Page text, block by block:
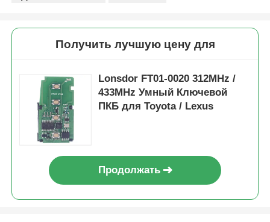
Получить лучшую цену для
Lonsdor FT01-0020 312MHz /
433MHz Умный Ключевой
ПКБ для Toyota / Lexus
Продолжать